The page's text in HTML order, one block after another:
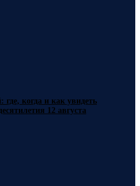
когда и как увидеть
12 августа